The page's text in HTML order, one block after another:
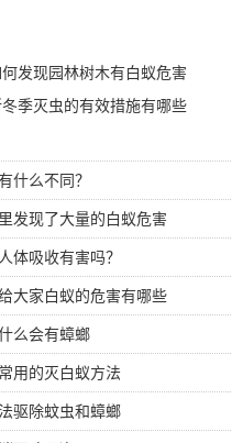
发现园林树木有白蚁危害
季灭虫的有效措施有哪些
什么不同？
发现了大量的白蚁危害
体吸收有害吗？
大家白蚁的危害有哪些
么会有蟑螂
用的灭白蚁方法
驱除蚊虫和蟑螂